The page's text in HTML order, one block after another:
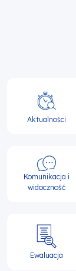
Główna
nawigacja
Aktualności
Komunikacja i
widoczność
Ewaluacja